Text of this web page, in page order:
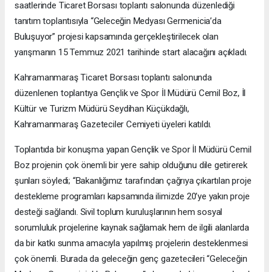
saatlerinde Ticaret Borsası toplantı salonunda düzenlediği
tanıtım toplantısıyla “Geleceğin Medyası Germenicia’da
Buluşuyor” projesi kapsamında gerçekleştirilecek olan
yarışmanın 15 Temmuz 2021 tarihinde start alacağını açıkladı.
Kahramanmaraş Ticaret Borsası toplantı salonunda
düzenlenen toplantıya Gençlik ve Spor İl Müdürü Cemil Boz, İl
Kültür ve Turizm Müdürü Seydihan Küçükdağlı,
Kahramanmaraş Gazeteciler Cemiyeti üyeleri katıldı.
Toplantıda bir konuşma yapan Gençlik ve Spor İl Müdürü Cemil
Boz projenin çok önemli bir yere sahip olduğunu dile getirerek
şunları söyledi; “Bakanlığımız tarafından çağrıya çıkartılan proje
destekleme programları kapsamında ilimizde 20’ye yakın proje
desteği sağlandı. Sivil toplum kuruluşlarının hem sosyal
sorumluluk projelerine kaynak sağlamak hem de ilgili alanlarda
da bir katkı sunma amacıyla yapılmış projelerin desteklenmesi
çok önemli. Burada da geleceğin genç gazetecileri “Geleceğin